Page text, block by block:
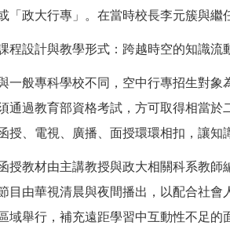
「政大行專」。在當時校長李元簇與繼
程設計與教學形式：跨越時空的知識流
一般專科學校不同，空中行專招生對
通過教育部資格考試，方可取得相當於
授、電視、廣播、面授環環相扣，讓知
授教材由主講教授與政大相關科系教
目由華視清晨與夜間播出，以配合社
域舉行，補充遠距學習中互動性不足的